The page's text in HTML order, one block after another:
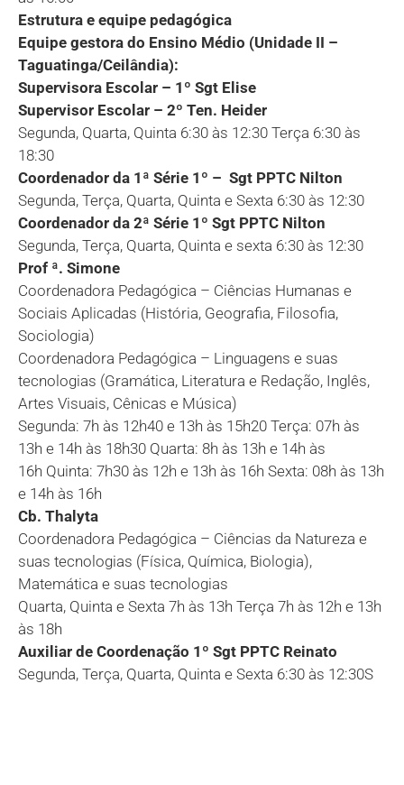
Estrutura e equipe pedagógica
Equipe gestora do Ensino Médio (Unidade II –
Taguatinga/Ceilândia):
Supervisora Escolar – 1º Sgt Elise
Supervisor Escolar – 2º Ten. Heider
Segunda, Quarta, Quinta 6:30 às 12:30 Terça 6:30 às
18:30
Coordenador da 1ª Série 1º – Sgt PPTC Nilton
Segunda, Terça, Quarta, Quinta e Sexta 6:30 às 12:30
Coordenador da 2ª Série 1º Sgt PPTC Nilton
Segunda, Terça, Quarta, Quinta e sexta 6:30 às 12:30
Prof ª. Simone
Coordenadora Pedagógica – Ciências Humanas e
Sociais Aplicadas (História, Geografia, Filosofia,
Sociologia)
Coordenadora Pedagógica – Linguagens e suas
tecnologias (Gramática, Literatura e Redação, Inglês,
Artes Visuais, Cênicas e Música)
Segunda: 7h às 12h40 e 13h às 15h20 Terça: 07h às
13h e 14h às 18h30 Quarta: 8h às 13h e 14h às
16h Quinta: 7h30 às 12h e 13h às 16h Sexta: 08h às 13h
e 14h às 16h
Cb. Thalyta
Coordenadora Pedagógica – Ciências da Natureza e
suas tecnologias (Física, Química, Biologia),
Matemática e suas tecnologias
Quarta, Quinta e Sexta 7h às 13h Terça 7h às 12h e 13h
às 18h
Auxiliar de Coordenação 1º Sgt PPTC Reinato
Segunda, Terça, Quarta, Quinta e Sexta 6:30 às 12:30S